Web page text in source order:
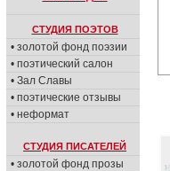
СТУДИЯ ПОЭТОВ
• золотой фонд поэзии
• поэтический салон
• Зал Славы
• поэтические отзывы
• неформат
СТУДИЯ ПИСАТЕЛЕЙ
• золотой фонд прозы